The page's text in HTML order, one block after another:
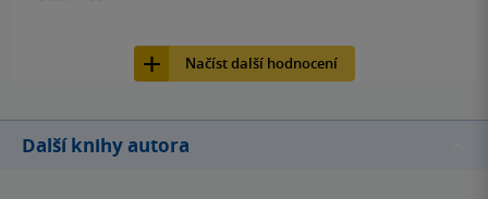
Načíst další hodnocení
Další knihy autora